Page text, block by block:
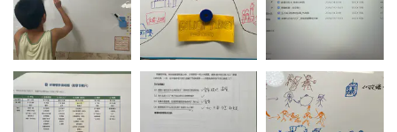
在准备精讲教案的时候，我还是延续了寒假我的“六维精读
分析法”。如何用“一张图”，撬动一年级娃的双语复述… 包
括叙事结构—角色深度—主题主旨—思维拓展—语言积累—综合
输出六个维度，《查理》这部小说被改编成了电影，我还额
外增加了两个维度——电影赏析、电影与小说对比分析来训
练娃的思辨能力。这次工作量很大，因为寒假我们精读的是